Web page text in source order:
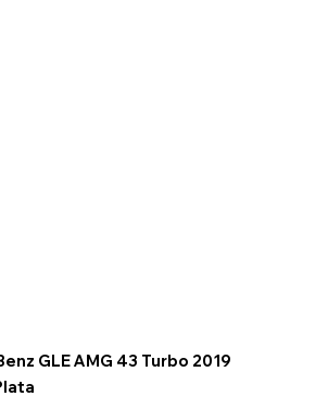
GLE AMG 43 Turbo 2019